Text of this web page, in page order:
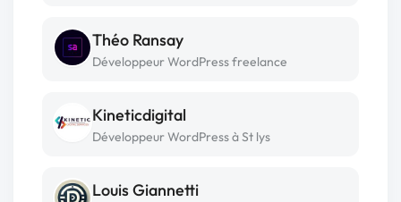
Théo Ransay
Développeur WordPress freelance
Kineticdigital
Développeur WordPress à St lys
Louis Giannetti